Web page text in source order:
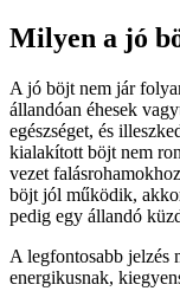
Milyen a jó
A jó böjt nem jár
állandóan éhesek
egészséget, és
kialakított böjt nem
vezet
böjt jól működik,
pedig egy állandó
A legfontosabb jelzés
energikusnak,